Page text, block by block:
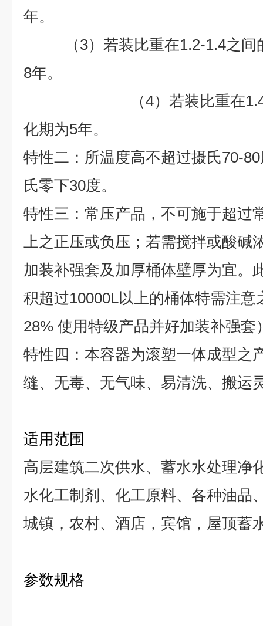
年。
（3）若装比重在1.2-1.4之间
8年。
（4）若装比重在1.4以
化期为5年。
特性二：所温度高不超过摄氏70-
氏零下30度。
特性三：常压产品，不可施于超过
上之正压或负压；若需搅拌或酸碱
加装补强套及加厚桶体壁厚为宜。
积超过10000L以上的桶体特需注意
28% 使用特级产品并好加装补强套
特性四：本容器为滚塑一体成型之
缝、无毒、无气味、易清洗、搬运
适用范围
高层建筑二次供水、蓄水水处理净
水化工制剂、化工原料、各种油品
城镇，农村、酒店，宾馆，屋顶蓄
参数规格